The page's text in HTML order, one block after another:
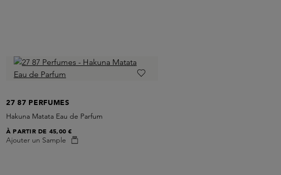
27 87 PERFUMES
Hakuna Matata Eau de Parfum
Ajouter un Sample
À PARTIR DE 45,00 €